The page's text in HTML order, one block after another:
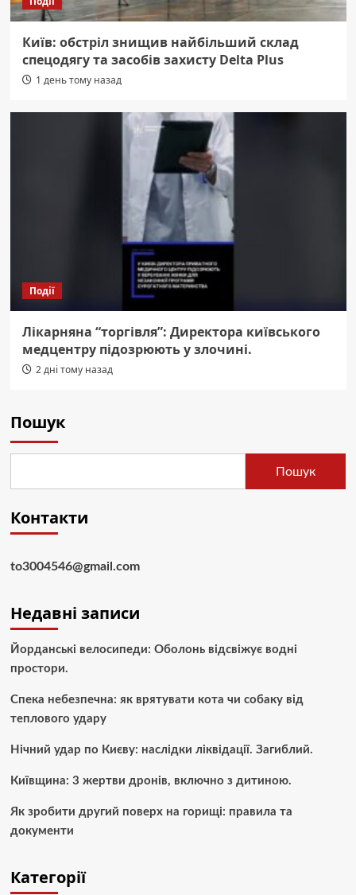
Київ: обстріл знищив найбільший склад
спецодягу та засобів захисту Delta Plus
1 день тому назад
Події
Лікарняна “торгівля”: Директора київського
медцентру підозрюють у злочині.
2 дні тому назад
Пошук
Пошук
Контакти
to3004546@gmail.com
Недавні записи
Йорданські велосипеди: Оболонь відсвіжує водні
простори.
Спека небезпечна: як врятувати кота чи собаку від
теплового удару
Нічний удар по Києву: наслідки ліквідації. Загиблий.
Київщина: 3 жертви дронів, включно з дитиною.
Як зробити другий поверх на горищі: правила та
документи
Категорії